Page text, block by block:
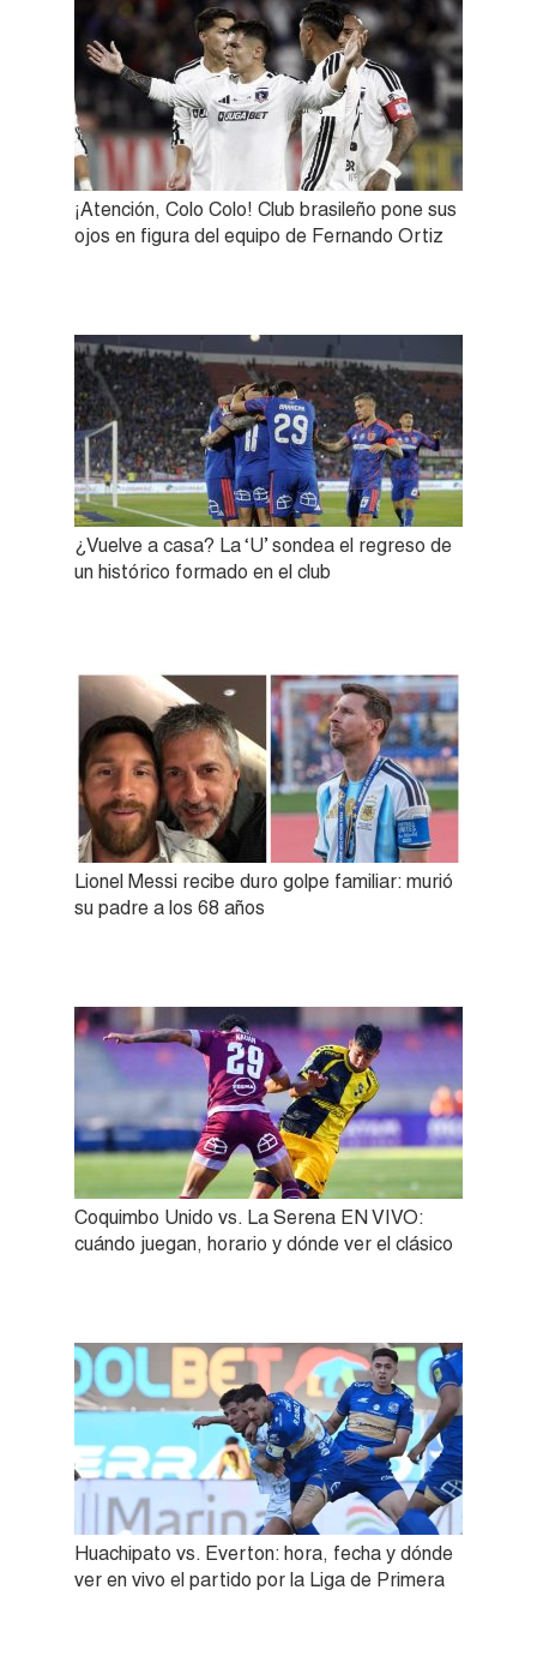
¡Atención, Colo Colo! Club brasileño pone sus
ojos en figura del equipo de Fernando Ortiz
¿Vuelve a casa? La ‘U’ sondea el regreso de
un histórico formado en el club
Lionel Messi recibe duro golpe familiar: murió
su padre a los 68 años
Coquimbo Unido vs. La Serena EN VIVO:
cuándo juegan, horario y dónde ver el clásico
Huachipato vs. Everton: hora, fecha y dónde
ver en vivo el partido por la Liga de Primera